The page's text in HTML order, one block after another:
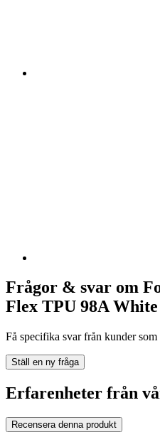
Frågor & svar om
Flex TPU 98A White
Få specifika svar från kunder
Ställ en ny fråga
Erfarenheter från
Recensera denna produkt